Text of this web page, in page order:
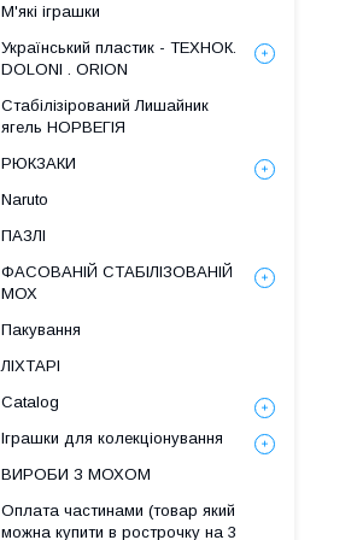
М'які іграшки
Український пластик - ТЕХНОК.
DOLONI . ORION
Стабілізірований Лишайник
ягель НОРВЕГІЯ
РЮКЗАКИ
Naruto
ПАЗЛІ
ФАСОВАНІЙ СТАБІЛІЗОВАНІЙ
МОХ
Пакування
ЛІХТАРІ
Catalog
Іграшки для колекціонування
ВИРОБИ З МОХОМ
Оплата частинами (товар який
можна купити в рострочку на 3